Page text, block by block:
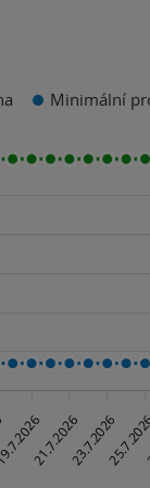
Minimální